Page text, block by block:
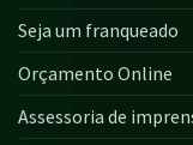
Seja um franqueado
Orçamento Online
Assessoria de